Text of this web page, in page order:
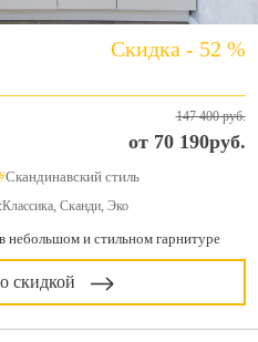
Скидка - 52 %
147 400 руб.
от 70 190руб.
Скандинавский стиль
Классика, Сканди, Эко
и стильном гарнитуре
скидкой